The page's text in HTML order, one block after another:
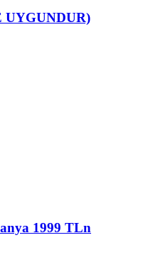
UYGUNDUR)
1999 TLn